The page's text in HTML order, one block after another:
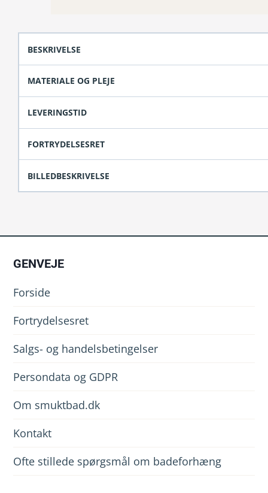
BESKRIVELSE
MATERIALE OG PLEJE
LEVERINGSTID
FORTRYDELSESRET
BILLEDBESKRIVELSE
GENVEJE
Forside
Fortrydelsesret
Salgs- og handelsbetingelser
Persondata og GDPR
Om smuktbad.dk
Kontakt
Ofte stillede spørgsmål om badeforhæng